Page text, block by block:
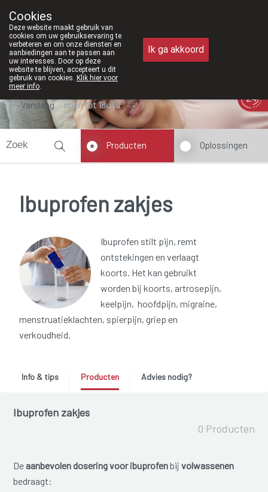
011/610300
Vandaag open tot 18u30
Producten Oplossingen
Ibuprofen zakjes
Ibuprofen stilt pijn, remt
ontstekingen en verlaagt
koorts. Het kan gebruikt
worden bij koorts, artrosepijn,
keelpijn, hoofdpijn, migraine,
menstruatieklachten, spierpijn, griep en
verkoudheid.
Info & tips Producten Advies nodig?
Ibuprofen zakjes
0 Producten
De aanbevolen dosering voor ibuprofenbijvolwassenen
bedraagt:
Cookies
Deze website maakt gebruik van
cookies om uw gebruikservaring te
verbeteren en om onze diensten en
aanbiedingen aan te passen aan
uw interesses. Door op deze
website te blijven, accepteert u dit
gebruik van cookies. Klik hier voor
meer info.
Ik ga akkoord